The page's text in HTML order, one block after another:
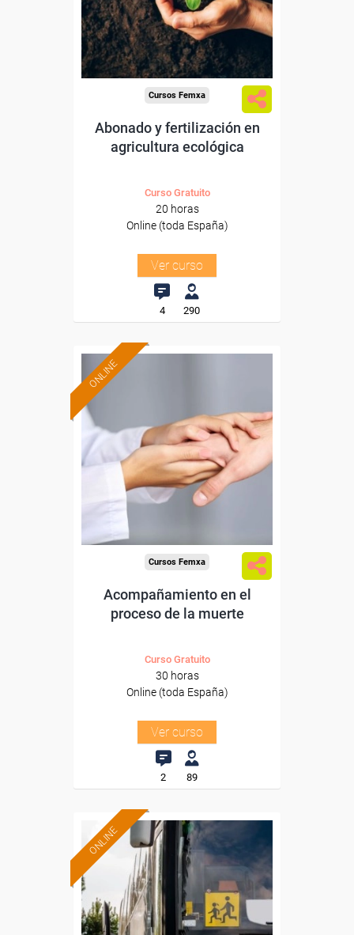
Sector
-Agricultura y Ganadería.
Cursos Femxa
Abonado y fertilización en
agricultura ecológica
Curso Gratuito
20 horas
Online (toda España)
Ver curso
4 290
ONLINE
subvencionada.
Para desempleados,
trabajadores y autónomos.
Sector
-Otros Servicios.
Cursos Femxa
Acompañamiento en el
proceso de la muerte
Curso Gratuito
30 horas
Online (toda España)
Ver curso
2 89
ONLINE
Formación 100%
subvencionada.
Para desempleados,
trabajadores y autónomos.